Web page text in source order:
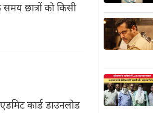
समय छात्रों को किसी
कार्ड डाउनलोड